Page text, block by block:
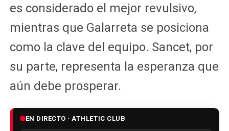
es considerado el mejor revulsivo,
mientras que Galarreta se posiciona
como la clave del equipo. Sancet, por
su parte, representa la esperanza que
aún debe prosperar.
EN DIRECTO · ATHLETIC CLUB